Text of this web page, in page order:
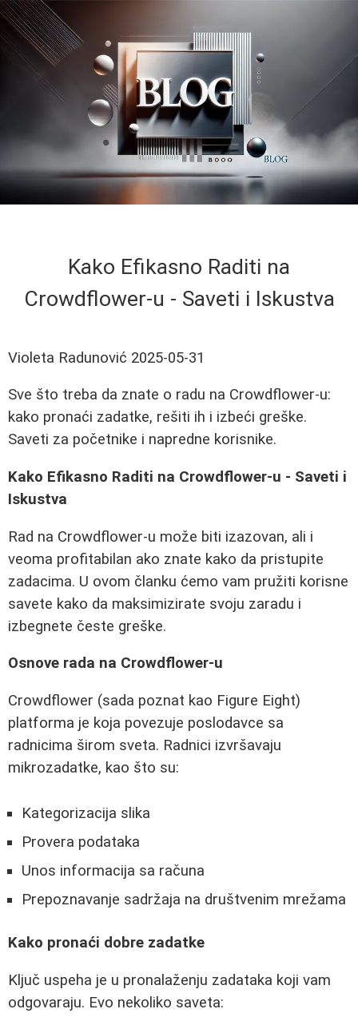
Kako Efikasno Raditi na
Crowdflower-u - Saveti i Iskustva
Violeta Radunović 2025-05-31
Sve što treba da znate o radu na Crowdflower-u:
kako pronaći zadatke, rešiti ih i izbeći greške.
Saveti za početnike i napredne korisnike.
Kako Efikasno Raditi na Crowdflower-u - Saveti i
Iskustva
Rad na Crowdflower-u može biti izazovan, ali i
veoma profitabilan ako znate kako da pristupite
zadacima. U ovom članku ćemo vam pružiti korisne
savete kako da maksimizirate svoju zaradu i
izbegnete česte greške.
Osnove rada na Crowdflower-u
Crowdflower (sada poznat kao Figure Eight)
platforma je koja povezuje poslodavce sa
radnicima širom sveta. Radnici izvršavaju
mikrozadatke, kao što su:
Kategorizacija slika
Provera podataka
Unos informacija sa računa
Prepoznavanje sadržaja na društvenim mrežama
Kako pronaći dobre zadatke
Ključ uspeha je u pronalaženju zadataka koji vam
odgovaraju. Evo nekoliko saveta: